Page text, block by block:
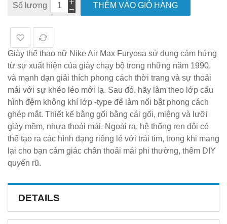
Số lượng THÊM VÀO GIỎ HÀNG
Giày thể thao nữ Nike Air Max Furyosa sử dụng cảm hứng
từ sự xuất hiện của giày chạy bộ trong những năm 1990,
và mạnh dạn giải thích phong cách thời trang và sự thoải
mái với sự khéo léo mới lạ. Sau đó, hãy làm theo lớp cấu
hình đệm không khí lớp -type để làm nổi bật phong cách
ghép mắt. Thiết kế bằng gối bằng cái gối, miệng và lưỡi
giày mềm, nhựa thoải mái. Ngoài ra, hệ thống ren đôi có
thể tạo ra các hình dạng riêng lẻ với trái tim, trong khi mang
lại cho bạn cảm giác chân thoải mái phi thường, thêm DIY
quyến rũ.
DETAILS